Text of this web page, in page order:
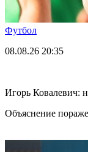
Футбол
08.08.26 20:35
Игорь Ковалевич:
Объяснение